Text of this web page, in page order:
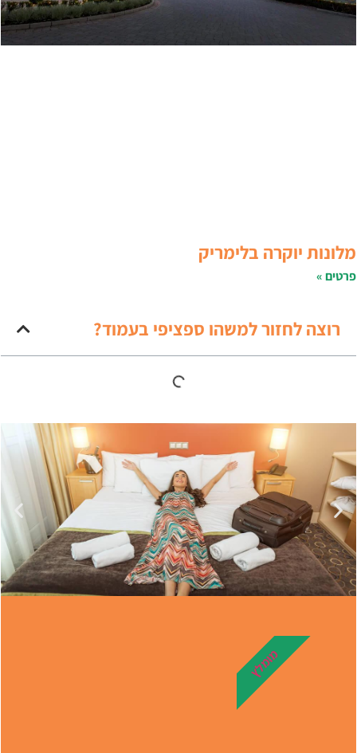
מלונות יוקרה בלימריק
פרטים »
רוצה לחזור למשהו ספציפי בעמוד?
מציאת מלון
מומלץ?
מומלץ